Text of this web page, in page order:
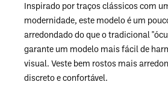
Inspirado por traços clássicos com
modernidade, este modelo é um
arredondado do que o tradicional
garante um modelo mais fácil de
visual. Veste bem rostos mais
discreto e confortável.